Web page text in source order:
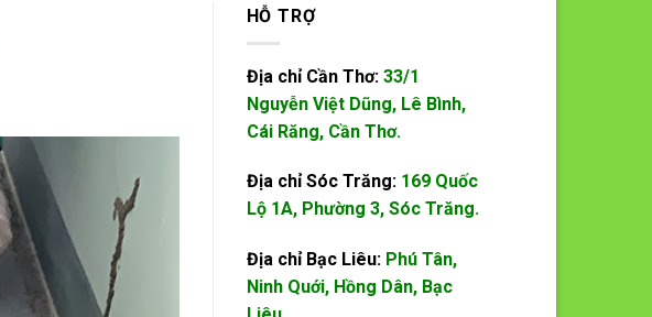
HỖ TRỢ
Địa chỉ Cần Thơ: 33/1
Nguyễn Việt Dũng, Lê Bình,
Cái Răng, Cần Thơ.
Địa chỉ Sóc Trăng: 169 Quốc
Lộ 1A, Phường 3, Sóc Trăng.
Địa chỉ Bạc Liêu: Phú Tân,
Ninh Quới, Hồng Dân, Bạc